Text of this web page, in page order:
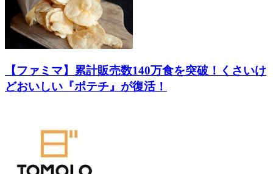
【ファミマ】累計販売数140万食を突破！くさいけ
どおいしい『ポテチ』が復活！